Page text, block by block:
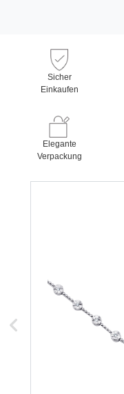
Sicher
Einkaufen
Elegante
Verpackung